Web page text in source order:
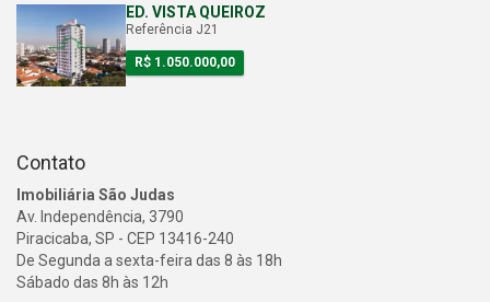
ED. VISTA QUEIROZ
Referência J21
R$ 1.050.000,00
Contato
Imobiliária São Judas
Av. Independência, 3790
Piracicaba, SP - CEP 13416-240
De Segunda a sexta-feira das 8 às 18h
Sábado das 8h às 12h